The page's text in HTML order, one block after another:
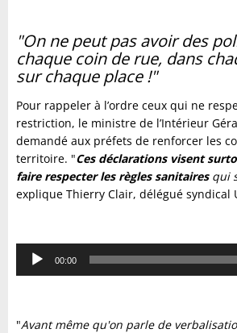
"On ne peut pas avoir des
chaque coin de rue, dans
sur chaque place !"
Pour rappeler à l’ordre ceux qui ne
restriction, le ministre de l’Intérieur
demandé aux préfets de renforcer les
territoire. "Ces déclarations visent
faire respecter les règles sanitairesqui
explique Thierry Clair, délégué syndical
Lecteur
audio
00:00
"Avant même qu'on parle de